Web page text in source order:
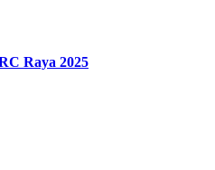
Raya 2025